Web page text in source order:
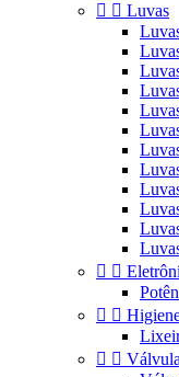
  Luvas
 
 
 